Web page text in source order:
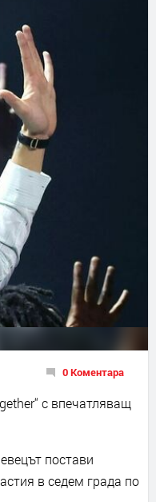
0 Коментара
с впечатляващ
постави
в седем града по